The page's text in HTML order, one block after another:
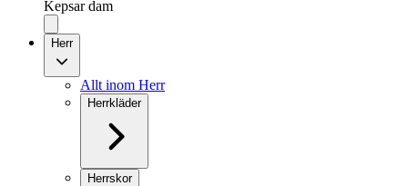
Kepsar dam
Herr
Allt inom Herr
Herrkläder
Herrskor